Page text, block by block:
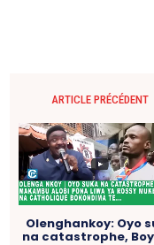
ARTICLE PRÉCÉDENT
Olenghankoy: Oyo
na catastrophe,